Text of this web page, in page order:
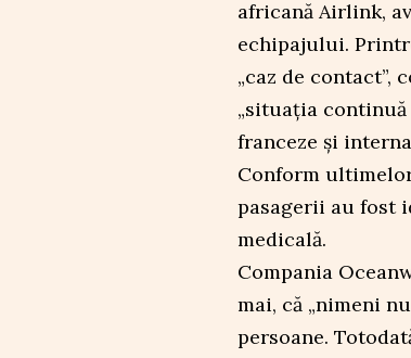
africană Airlink,
echipajului.
„caz de contact”,
„situația
franceze și
Conform
pasagerii au fost
medicală.
Compania
mai, că „nimeni
persoane.